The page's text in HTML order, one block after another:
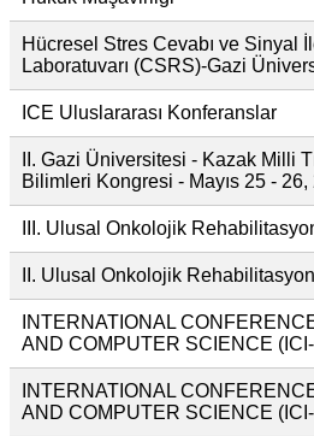
Hücresel Stres Cevabı ve Sinyal
Laboratuvarı (CSRS)-Gazi
ICE Uluslararası Konferanslar
II. Gazi Üniversitesi - Kazak Milli
Bilimleri Kongresi - Mayıs 25 - 26,
III. Ulusal Onkolojik
II. Ulusal Onkolojik
INTERNATIONAL
AND COMPUTER SCIENCE
INTERNATIONAL
AND COMPUTER SCIENCE